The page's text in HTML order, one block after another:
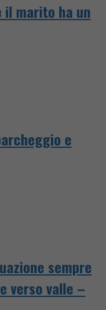
il marito ha un
e
sempre
verso valle –